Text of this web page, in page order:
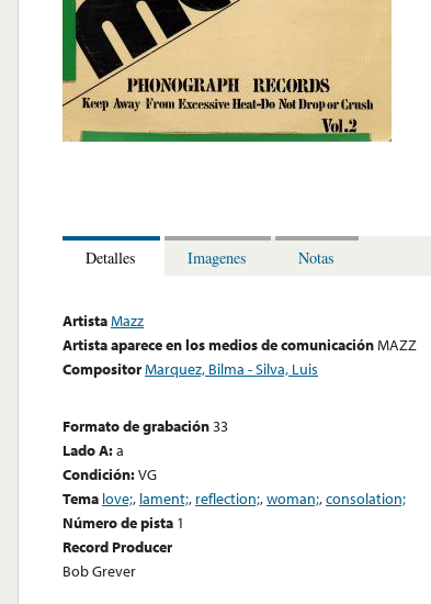
Detalles Imagenes Notas
ArtistaMazz
Artista aparece en los medios de comunicaciónMAZZ
CompositorMarquez, Bilma - Silva, Luis
Formato de grabación33
Lado A:a
Condición:VG
Tema love;, lament;, reflection;,woman;,consolation;
Número de pista 1
Record Producer
Bob Grever